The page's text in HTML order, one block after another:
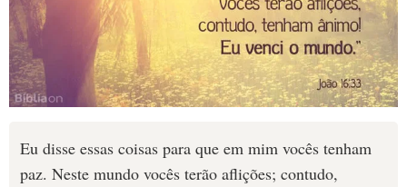
Eu disse essas coisas para que em mim vocês tenham
paz. Neste mundo vocês terão aflições; contudo,